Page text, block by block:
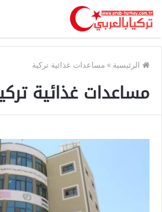
الرئيسية » مساعدات غذائية تركية
مساعدات غذائية